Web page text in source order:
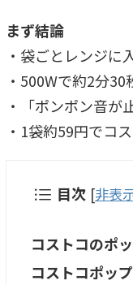
まず結論
・袋ごとレンジに
・500Wで約2分
・「ポンポン音が
・1袋約59円でコ
目次 [非表
コストコのポ
コストコポッ